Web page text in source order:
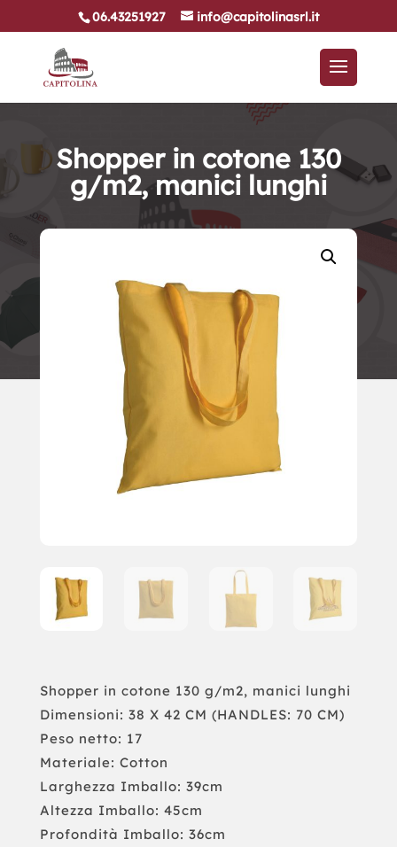
06.43251927 info@capitolinasrl.it
Shopper in cotone 130
g/m2, manici lunghi
Shopper in cotone 130 g/m2, manici lunghi
Dimensioni: 38 X 42 CM (HANDLES: 70 CM)
Peso netto: 17
Materiale: Cotton
Larghezza Imballo: 39cm
Altezza Imballo: 45cm
Profondità Imballo: 36cm